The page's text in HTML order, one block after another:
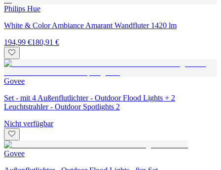
Philips Hue
White & Color Ambiance Amarant Wandfluter 1420 lm
194,99 €180,91 €
Govee
Set - mit 4 Außenflutlichter - Outdoor Flood Lights + 2
Leuchtstrahler - Outdoor Spotlights 2
Nicht verfügbar
Govee